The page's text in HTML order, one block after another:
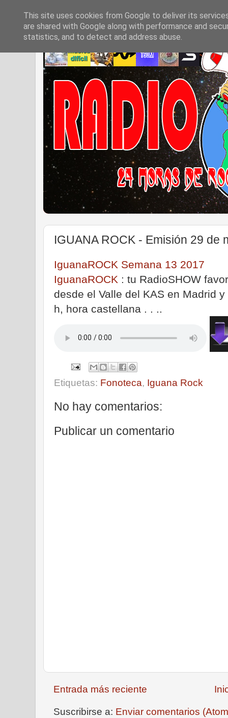
IGUANA ROCK - Emisión 29 de
IguanaROCK Semana 13 2017
IguanaROCK : tu RadioSHOW
desde el Valle del KAS en Madrid
h, hora castellana . . ..
Etiquetas: Fonoteca, Iguana Rock
No hay comentarios:
Publicar un comentario
Entrada más reciente
Suscribirse a: Enviar comentarios
This site uses cookies from Google to deliver its
are shared with Google along with performance and
statistics, and to detect and address abuse.